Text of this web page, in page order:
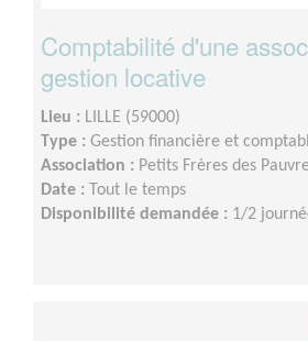
Comptabilité d'une
gestion locative
Lieu : LILLE (59000)
Type : Gestion financière et
Association : Petits Frères des
Date : Tout le temps
Disponibilité demandée : 1/2